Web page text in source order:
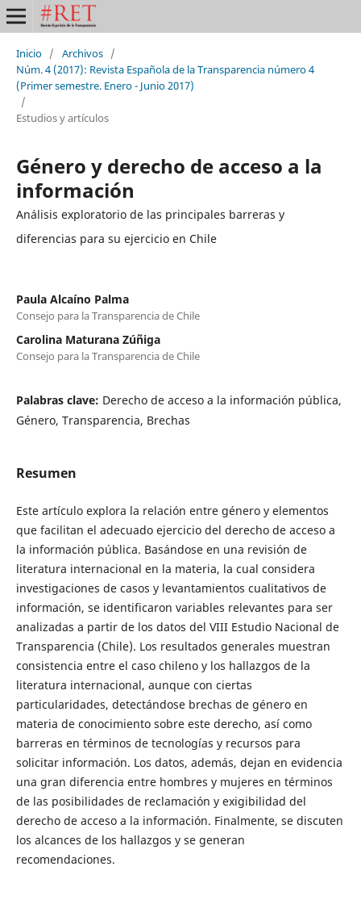
Inicio / Archivos /
Núm. 4 (2017): Revista Española de la Transparencia número 4
(Primer semestre. Enero - Junio 2017)
/
Estudios y artículos
Género y derecho de acceso a la
información
Análisis exploratorio de las principales barreras y
diferencias para su ejercicio en Chile
Paula Alcaíno Palma
Consejo para la Transparencia de Chile
Carolina Maturana Zúñiga
Consejo para la Transparencia de Chile
Palabras clave: Derecho de acceso a la información pública,
Género, Transparencia, Brechas
Resumen
Este artículo explora la relación entre género y elementos
que facilitan el adecuado ejercicio del derecho de acceso a
la información pública. Basándose en una revisión de
literatura internacional en la materia, la cual considera
investigaciones de casos y levantamientos cualitativos de
información, se identificaron variables relevantes para ser
analizadas a partir de los datos del VIII Estudio Nacional de
Transparencia (Chile). Los resultados generales muestran
consistencia entre el caso chileno y los hallazgos de la
literatura internacional, aunque con ciertas
particularidades, detectándose brechas de género en
materia de conocimiento sobre este derecho, así como
barreras en términos de tecnologías y recursos para
solicitar información. Los datos, además, dejan en evidencia
una gran diferencia entre hombres y mujeres en términos
de las posibilidades de reclamación y exigibilidad del
derecho de acceso a la información. Finalmente, se discuten
los alcances de los hallazgos y se generan
recomendaciones.